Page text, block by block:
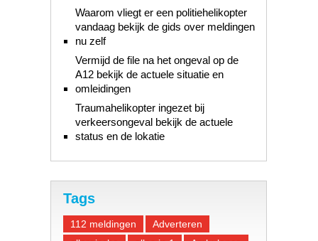
Waarom vliegt er een politiehelikopter
vandaag bekijk de gids over meldingen
nu zelf
Vermijd de file na het ongeval op de
A12 bekijk de actuele situatie en
omleidingen
Traumahelikopter ingezet bij
verkeersongeval bekijk de actuele
status en de lokatie
Tags
112 meldingen
Adverteren